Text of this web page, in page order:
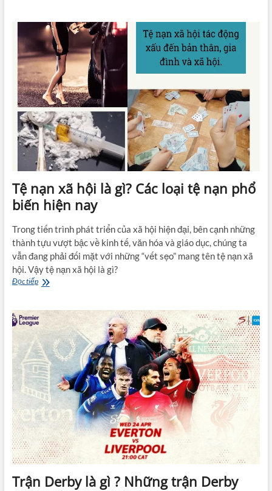
món
ăn
ngày
Tết
Bắc
nhất
định
phải
có
Tệ nạn xã hội là gì? Các loại tệ nạn phổ
biến hiện nay
Trong tiến trình phát triển của xã hội hiện đại, bên cạnh những
thành tựu vượt bậc về kinh tế, văn hóa và giáo dục, chúng ta
vẫn đang phải đối mặt với những “vết sẹo” mang tên tệ nạn xã
hội. Vậy tệ nạn xã hội là gì?
Đọc tiếpTệ
hội
là
Các
loại
tệ
nạn
phổ
biến
hiện
nay
Trận Derby là gì ? Những trận Derby